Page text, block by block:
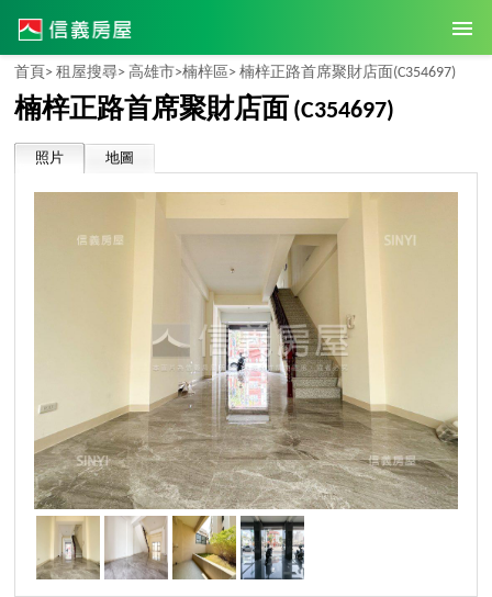
首頁> 租屋搜尋> 高雄市>楠梓區> 楠梓正路首席聚財店面(C354697)
楠梓正路首席聚財店面 (C354697)
照片 地圖